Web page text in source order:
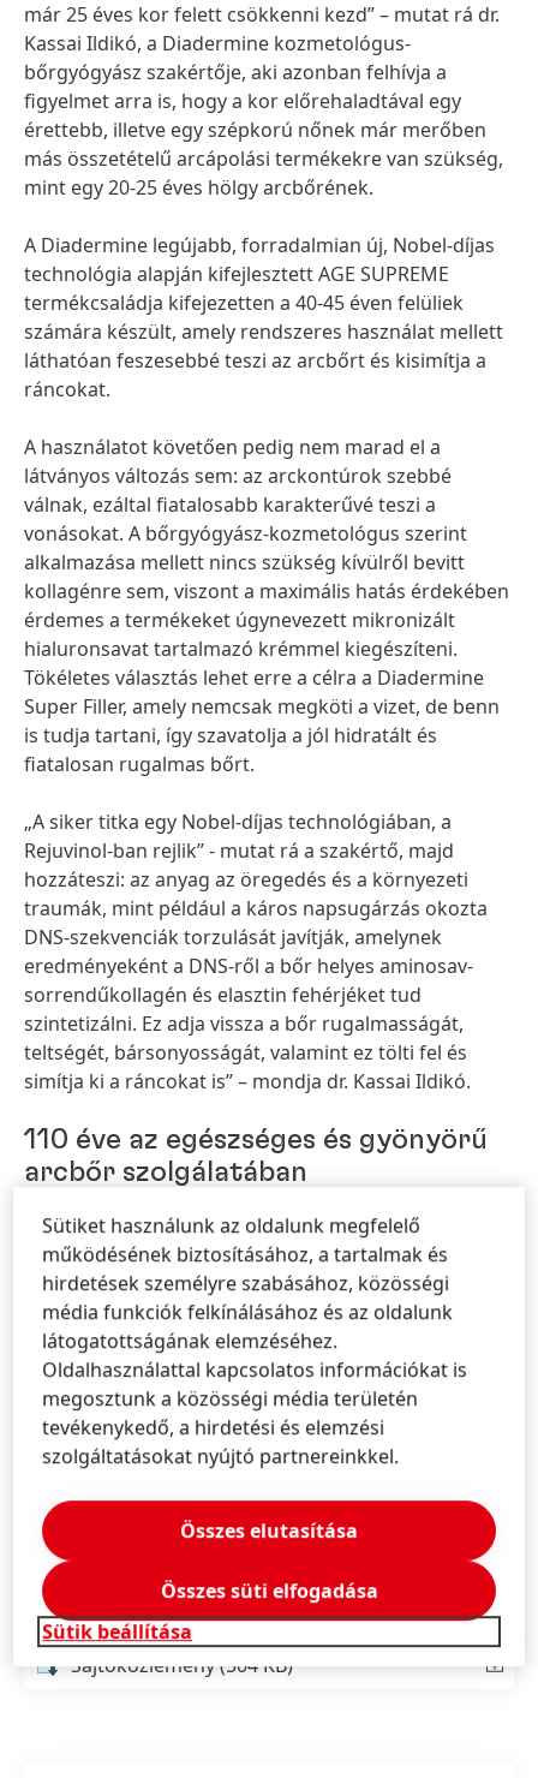
már 25 éves kor felett csökkenni kezd” – mutat rá dr.
Kassai Ildikó, a Diadermine kozmetológus-
bőrgyógyász szakértője, aki azonban felhívja a
figyelmet arra is, hogy a kor előrehaladtával egy
érettebb, illetve egy szépkorú nőnek már merőben
más összetételű arcápolási termékekre van szükség,
mint egy 20-25 éves hölgy arcbőrének.
A Diadermine legújabb, forradalmian új, Nobel-díjas
technológia alapján kifejlesztett AGE SUPREME
termékcsaládja kifejezetten a 40-45 éven felüliek
számára készült, amely rendszeres használat mellett
láthatóan feszesebbé teszi az arcbőrt és kisimítja a
ráncokat.
A használatot követően pedig nem marad el a
látványos változás sem: az arckontúrok szebbé
válnak, ezáltal fiatalosabb karakterűvé teszi a
vonásokat. A bőrgyógyász-kozmetológus szerint
alkalmazása mellett nincs szükség kívülről bevitt
kollagénre sem, viszont a maximális hatás érdekében
érdemes a termékeket úgynevezett mikronizált
hialuronsavat tartalmazó krémmel kiegészíteni.
Tökéletes választás lehet erre a célra a Diadermine
Super Filler, amely nemcsak megköti a vizet, de benn
is tudja tartani, így szavatolja a jól hidratált és
fiatalosan rugalmas bőrt.
„A siker titka egy Nobel-díjas technológiában, a
Rejuvinol-ban rejlik” - mutat rá a szakértő, majd
hozzáteszi: az anyag az öregedés és a környezeti
traumák, mint például a káros napsugárzás okozta
DNS-szekvenciák torzulását javítják, amelynek
eredményeként a DNS-ről a bőr helyes aminosav-
sorrendűkollagén és elasztin fehérjéket tud
szintetizálni. Ez adja vissza a bőr rugalmasságát,
teltségét, bársonyosságát, valamint ez tölti fel és
simítja ki a ráncokat is” – mondja dr. Kassai Ildikó.
110 éve az egészséges és gyönyörű
arcbőr szolgálatában
A Bonnetti fivérek 1904-ben szabadalmaztatták a
Diadermine termékeit, amelyek hamar ismertté és
elismertté váltak Franciaországban. 1950-re a családi
manufaktúra az ország vezető kozmetikai márkájává
vált, miután megalkották első ránctalanító krémjüket.
Napjainkban már az egész világon beszerezhetők a
magas minőségű készítmények, amelyek a különböző
bőrtípusoknak megfelelő, személyre szabott
arcápolási élményt nyújtják, így teszik elérhetővé a
luxusát. Az innovatív termékek májustól
megvásárolhatók a DM és a Rossmann drogériáiban.
Sajtóközlemény(504 KB)
Sütiket használunk az oldalunk megfelelő
működésének biztosításához, a tartalmak és
hirdetések személyre szabásához, közösségi
média funkciók felkínálásához és az oldalunk
látogatottságának elemzéséhez.
Oldalhasználattal kapcsolatos információkat is
megosztunk a közösségi média területén
tevékenykedő, a hirdetési és elemzési
szolgáltatásokat nyújtó partnereinkkel.
Sütik beállítása
Összes elutasítása
Összes süti elfogadása